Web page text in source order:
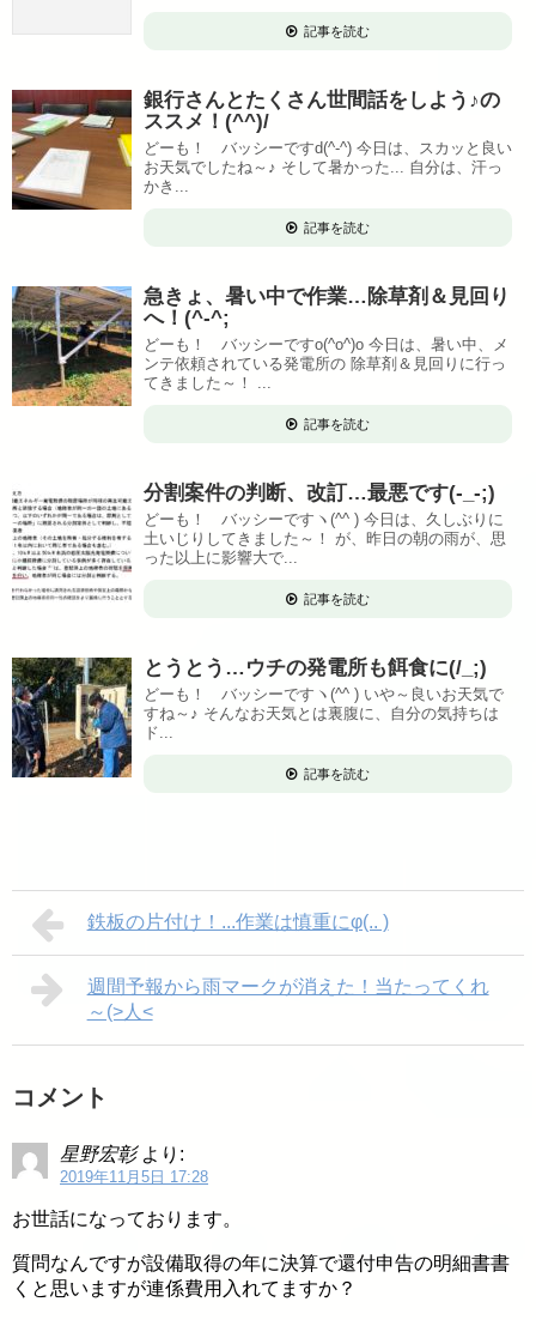
記事を読む
銀行さんとたくさん世間話をしよう♪の
ススメ！(^^)/
どーも！ バッシーですd(^-^) 今日は、スカッと良い
お天気でしたね～♪ そして暑かった... 自分は、汗っ
かき...
記事を読む
急きょ、暑い中で作業…除草剤＆見回り
へ！(^-^;
どーも！ バッシーですo(^o^)o 今日は、暑い中、メ
ンテ依頼されている発電所の 除草剤＆見回りに行っ
てきました～！ ...
記事を読む
分割案件の判断、改訂…最悪です(-_-;)
どーも！ バッシーですヽ(^^ ) 今日は、久しぶりに
土いじりしてきました～！ が、昨日の朝の雨が、思
った以上に影響大で...
記事を読む
とうとう…ウチの発電所も餌食に(/_;)
どーも！ バッシーですヽ(^^ ) いや～良いお天気で
すね～♪ そんなお天気とは裏腹に、自分の気持ちは
ド...
記事を読む
鉄板の片付け！...作業は慎重にφ(.. )
週間予報から雨マークが消えた！当たってくれ
～(>人<
コメント
星野宏彰 より:
2019年11月5日 17:28
お世話になっております。
質問なんですが設備取得の年に決算で還付申告の明細書書
くと思いますが連係費用入れてますか？